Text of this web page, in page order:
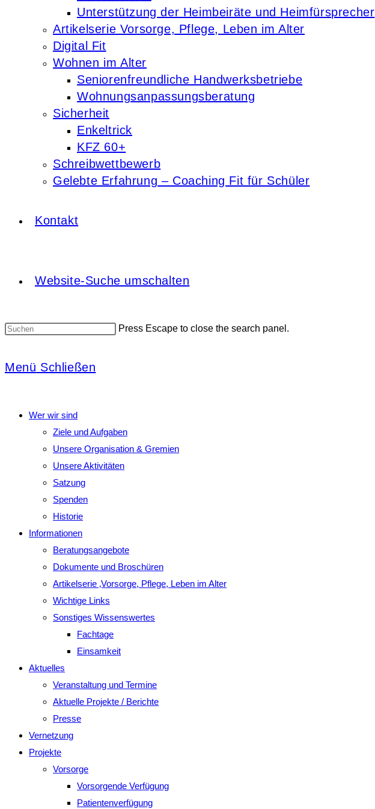
Unterstützung der Heimbeiräte und Heimfürsprecher
Artikelserie Vorsorge, Pflege, Leben im Alter
Digital Fit
Wohnen im Alter
Seniorenfreundliche Handwerksbetriebe
Wohnungsanpassungsberatung
Sicherheit
Enkeltrick
KFZ 60+
Schreibwettbewerb
Gelebte Erfahrung – Coaching Fit für Schüler
Kontakt
Website-Suche umschalten
Press Escape to close the search panel.
Menü Schließen
Wer wir sind
Ziele und Aufgaben
Unsere Organisation & Gremien
Unsere Aktivitäten
Satzung
Spenden
Historie
Informationen
Beratungsangebote
Dokumente und Broschüren
Artikelserie ‚Vorsorge, Pflege, Leben im Alter
Wichtige Links
Sonstiges Wissenswertes
Fachtage
Einsamkeit
Aktuelles
Veranstaltung und Termine
Aktuelle Projekte / Berichte
Presse
Vernetzung
Projekte
Vorsorge
Vorsorgende Verfügung
Patientenverfügung